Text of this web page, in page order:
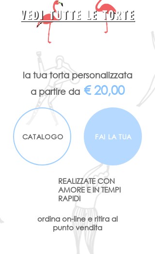
FAI LA TUA
CATALOGO
ordina on-line e ritira al
punto vendita
REALIZZATE CON
AMORE E IN TEMPI
RAPIDI
la tua torta personalizzata
a partire da € 20,00
VEDI TUTTE LE TORTE